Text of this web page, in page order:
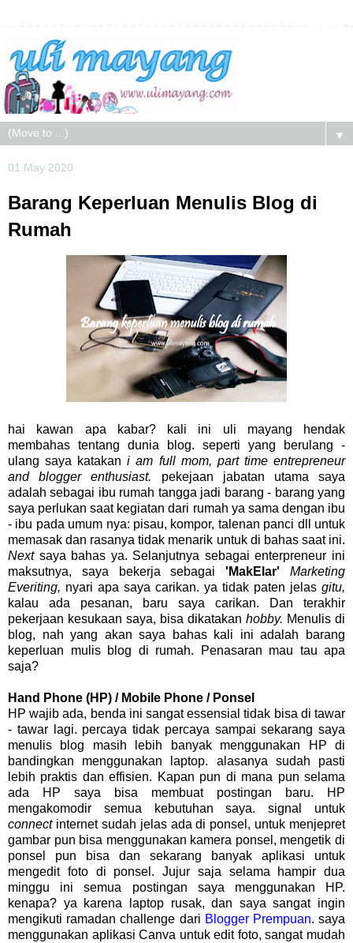
▼
01 May 2020
Barang Keperluan Menulis Blog di
Rumah
hai kawan apa kabar? kali ini uli mayang hendak
membahas tentang dunia blog. seperti yang berulang -
ulang saya katakan i am full mom, part time entrepreneur
and blogger enthusiast. pekejaan jabatan utama saya
adalah sebagai ibu rumah tangga jadi barang - barang yang
saya perlukan saat kegiatan dari rumah ya sama dengan ibu
- ibu pada umum nya: pisau, kompor, talenan panci dll untuk
memasak dan rasanya tidak menarik untuk di bahas saat ini.
Nextsaya bahas ya. Selanjutnya sebagai enterpreneur ini
maksutnya, saya bekerja sebagai 'MakElar'
Marketing
Everiting, nyari apa saya carikan. ya tidak paten jelas gitu,
kalau ada pesanan, baru saya carikan. Dan terakhir
pekerjaan kesukaan saya, bisa dikatakan hobby. Menulis di
blog, nah yang akan saya bahas kali ini adalah barang
keperluan mulis blog di rumah. Penasaran mau tau apa
saja?
Hand Phone (HP) / Mobile Phone / Ponsel
HP wajib ada, benda ini sangat essensial tidak bisa di tawar
- tawar lagi. percaya tidak percaya sampai sekarang saya
menulis blog masih lebih banyak menggunakan HP di
bandingkan menggunakan laptop. alasanya sudah pasti
lebih praktis dan effisien. Kapan pun di mana pun selama
ada HP saya bisa membuat postingan baru. HP
mengakomodir semua kebutuhan saya. signal untuk
connectinternet sudah jelas ada di ponsel, untuk menjepret
gambar pun bisa menggunakan kamera ponsel, mengetik di
ponsel pun bisa dan sekarang banyak aplikasi untuk
mengedit foto di ponsel. Jujur saja selama hampir dua
minggu ini semua postingan saya menggunakan HP.
kenapa? ya karena laptop rusak, dan saya sangat ingin
mengikuti ramadan challenge dari Blogger Prempuan. saya
menggunakan aplikasi Canva untuk edit foto, sangat mudah